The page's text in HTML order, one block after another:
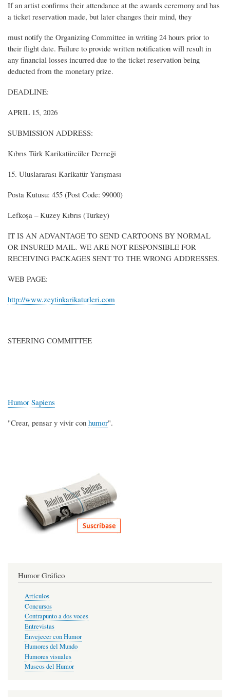
If an artist confirms their attendance at the awards ceremony and has
a ticket reservation made, but later changes their mind, they
must notify the Organizing Committee in writing 24 hours prior to
their flight date. Failure to provide written notification will result in
any financial losses incurred due to the ticket reservation being
deducted from the monetary prize.
DEADLINE:
APRIL 15, 2026
SUBMISSION ADDRESS:
Kıbrıs Türk Karikatürcüler Derneği
15. Uluslararası Karikatür Yarışması
Posta Kutusu: 455 (Post Code: 99000)
Lefkoşa – Kuzey Kıbrıs (Turkey)
IT IS AN ADVANTAGE TO SEND CARTOONS BY NORMAL
OR INSURED MAIL. WE ARE NOT RESPONSIBLE FOR
RECEIVING PACKAGES SENT TO THE WRONG ADDRESSES.
WEB PAGE:
http://www.zeytinkarikaturleri.com
STEERING COMMITTEE
Humor Sapiens
"Crear, pensar y vivir con humor".
Humor Gráfico
Artículos
Concursos
Contrapunto a dos voces
Entrevistas
Envejecer con Humor
Humores del Mundo
Humores visuales
Museos del Humor